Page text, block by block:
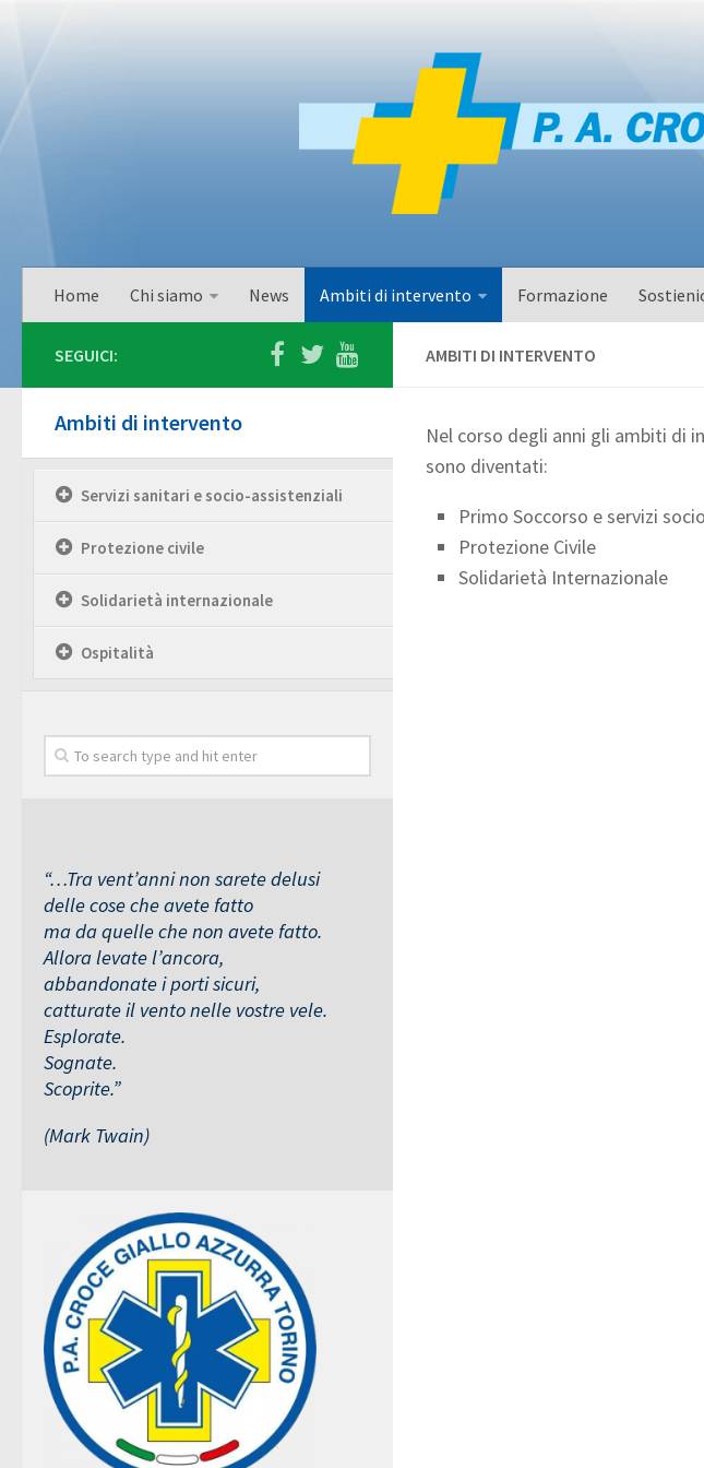
Home Chi siamo News Ambiti di intervento Formazione
AMBITI DI INTERVENTO
Nel corso degli anni gli ambiti di
sono diventati:
Primo Soccorso e servizi
Protezione Civile
Solidarietà Internazionale
SEGUICI:
Ambiti di intervento
Servizi sanitari e socio-assistenziali
Protezione civile
Solidarietà internazionale
Ospitalità
“…Tra vent’anni non sarete delusi
delle cose che avete fatto
ma da quelle che non avete fatto.
Allora levate l’ancora,
abbandonate i porti sicuri,
catturate il vento nelle vostre vele.
Esplorate.
Sognate.
Scoprite.”
(Mark Twain)